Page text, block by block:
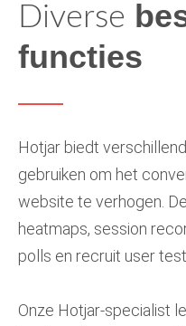
Diverse
functies
Hotjar biedt
gebruiken om het
website te verhogen.
heatmaps, session
polls en recruit user
Onze Hotjar-specialist